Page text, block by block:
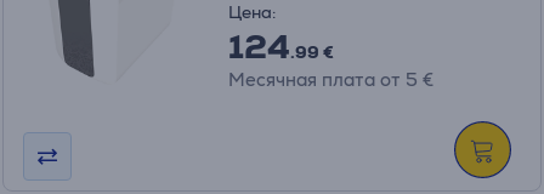
Цена:
124.99 €
Месячная плата от 5 €